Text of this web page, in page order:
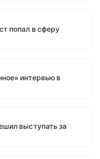
попал в сферу
интервью в
выступать за